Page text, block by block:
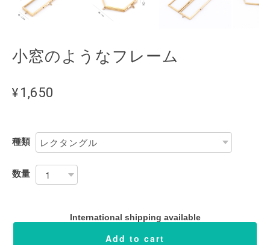
小窓のようなフレーム
¥1,650
種類
数量
International shipping available
Add to cart